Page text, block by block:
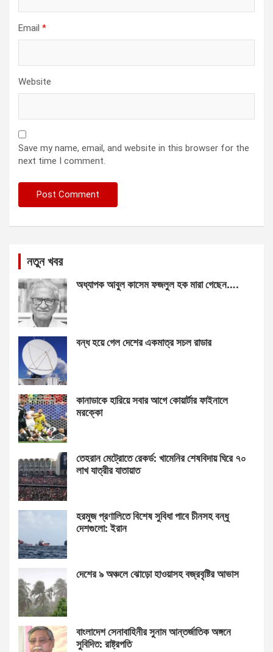
Email *
Website
Save my name, email, and website in this browser for the
next time I comment.
নতুন খবর
অধ্যাপক আবুল কাসেম ফজলুল হক মারা গেছেন….
বন্ধ হয়ে গেল দেশের একমাত্র সচল রাডার
কানাডাকে হারিয়ে সবার আগে কোয়ার্টার ফাইনালে
মরক্কো
তেহরান মেট্রোতে রেকর্ড: খামেনির শেষবিদায় ঘিরে ৭০
লাখ যাত্রীর যাতায়াত
হরমুজ প্রণালিতে বিশেষ সুবিধা পাবে চীনসহ বন্ধু
দেশগুলো: ইরান
দেশের ৯ অঞ্চলে ঝোড়ো হাওয়াসহ বজ্রবৃষ্টির আভাস
বাংলাদেশ সেনাবাহিনীর সুনাম আন্তর্জাতিক অঙ্গনে
সুবিদিত: রাষ্ট্রপতি